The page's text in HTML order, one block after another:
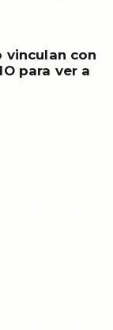
vinculan con
para ver a